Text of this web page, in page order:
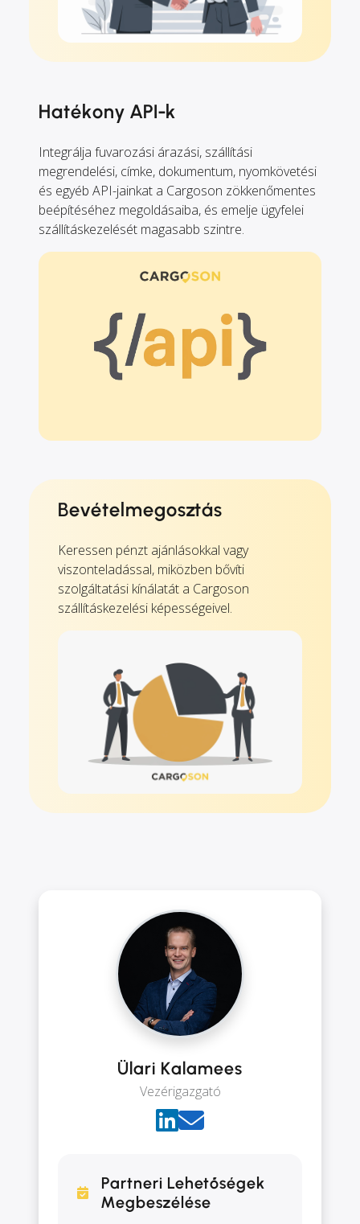
Hatékony API-k
Integrálja fuvarozási árazási, szállítási
megrendelési, címke, dokumentum, nyomkövetési
és egyéb API-jainkat a Cargoson zökkenőmentes
beépítéséhez megoldásaiba, és emelje ügyfelei
szállításkezelését magasabb szintre.
Bevételmegosztás
Keressen pénzt ajánlásokkal vagy
viszonteladással, miközben bővíti
szolgáltatási kínálatát a Cargoson
szállításkezelési képességeivel.
Ülari Kalamees
Vezérigazgató
Partneri Lehetőségek
Megbeszélése